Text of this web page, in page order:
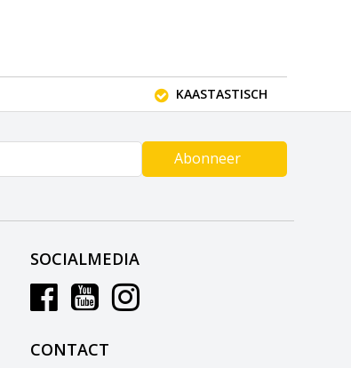
KAASTASTISCH
Abonneer
SOCIALMEDIA
CONTACT